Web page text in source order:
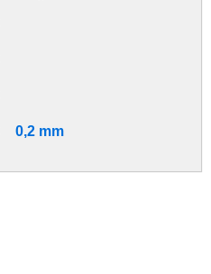
0,2 mm